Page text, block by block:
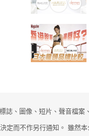
誌、圖像、短片、聲音檔
定而不作另行通知。 雖然